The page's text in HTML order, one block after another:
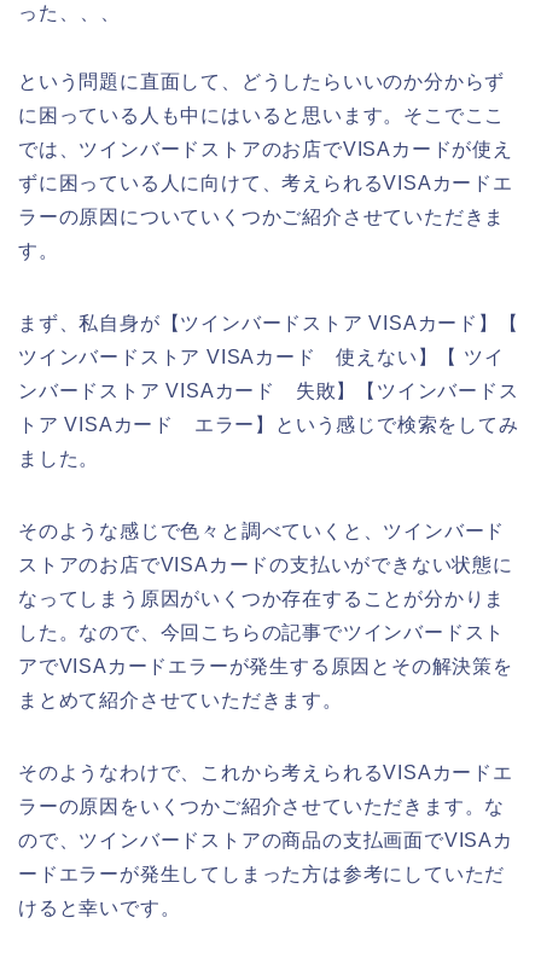
った、、、
という問題に直面して、どうしたらいいのか分からず
に困っている人も中にはいると思います。そこでここ
では、ツインバードストアのお店でVISAカードが使え
ずに困っている人に向けて、考えられるVISAカードエ
ラーの原因についていくつかご紹介させていただきま
す。
まず、私自身が【ツインバードストア VISAカード】【
ツインバードストア VISAカード 使えない】【 ツイ
ンバードストア VISAカード 失敗】【ツインバードス
トア VISAカード エラー】という感じで検索をしてみ
ました。
そのような感じで色々と調べていくと、ツインバード
ストアのお店でVISAカードの支払いができない状態に
なってしまう原因がいくつか存在することが分かりま
した。なので、今回こちらの記事でツインバードスト
アでVISAカードエラーが発生する原因とその解決策を
まとめて紹介させていただきます。
そのようなわけで、これから考えられるVISAカードエ
ラーの原因をいくつかご紹介させていただきます。な
ので、ツインバードストアの商品の支払画面でVISAカ
ードエラーが発生してしまった方は参考にしていただ
けると幸いです。